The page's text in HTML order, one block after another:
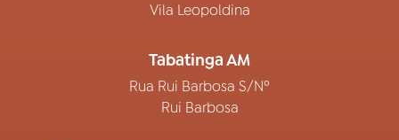
Vila Leopoldina
Tabatinga AM
Rua Rui Barbosa S/Nº
Rui Barbosa